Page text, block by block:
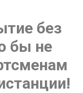
без
бы не